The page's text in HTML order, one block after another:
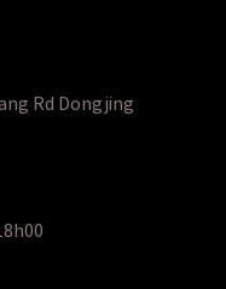
Rd Dongjing